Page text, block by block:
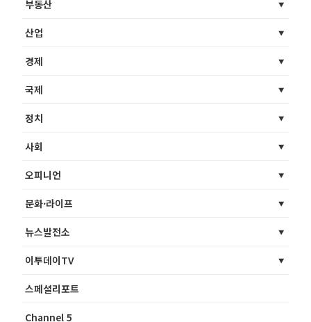
부동산
산업
경제
국제
정치
사회
오피니언
문화·라이프
뉴스발전소
이투데이TV
스페셜리포트
Channel 5